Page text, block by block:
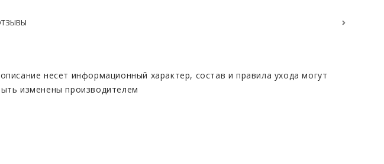
несет информационный характер, состав и правила ухода могут
изменены производителем